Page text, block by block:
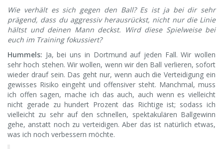
Wie verhält es sich gegen den Ball? Es ist ja bei dir sehr
prägend, dass du aggressiv herausrückst, nicht nur die Linie
hältst und deinen Mann deckst. Wird diese Spielweise bei
euch im Training fokussiert?
Hummels: Ja, bei uns in Dortmund auf jeden Fall. Wir wollen
sehr hoch stehen. Wir wollen, wenn wir den Ball verlieren, sofort
wieder drauf sein. Das geht nur, wenn auch die Verteidigung ein
gewisses Risiko eingeht und offensiver steht. Manchmal, muss
ich offen sagen, mache ich das auch, auch wenn es vielleicht
nicht gerade zu hundert Prozent das Richtige ist; sodass ich
vielleicht zu sehr auf den schnellen, spektakulären Ballgewinn
gehe, anstatt noch zu verteidigen. Aber das ist natürlich etwas,
was ich noch verbessern möchte.